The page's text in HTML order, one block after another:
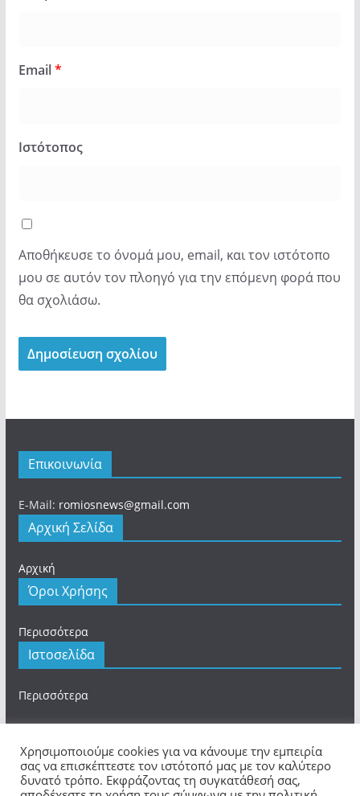
Email*
Ιστότοπος
Αποθήκευσε το όνομά μου, email, και τον ιστότοπο
μου σε αυτόν τον πλοηγό για την επόμενη φορά που
θα σχολιάσω.
Επικοινωνία
E-Mail: romiosnews@gmail.com
Αρχική Σελίδα
Αρχική
Όροι Χρήσης
Περισσότερα
Ιστοσελίδα
Περισσότερα
Πνευματικά Δικαιώματα © 2026romios.online. Τα
Χρησιμοποιούμε cookies για να κάνουμε την εμπειρία
σας να επισκέπτεστε τον ιστότοπό μας με τον καλύτερο
δυνατό τρόπο. Εκφράζοντας τη συγκατάθεσή σας,